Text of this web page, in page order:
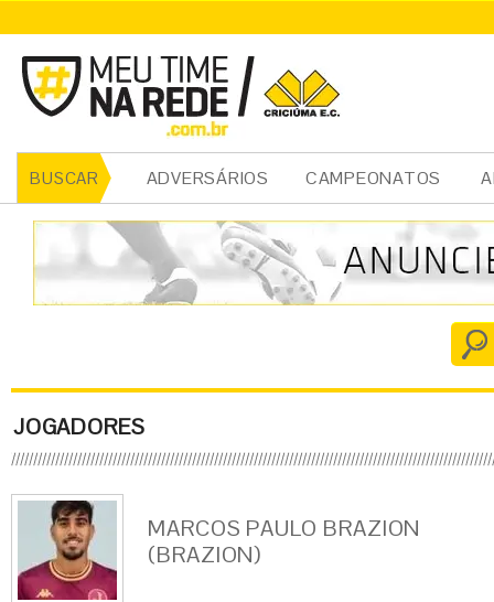
BUSCAR ADVERSÁRIOS CAMPEONATOS
JOGADORES
MARCOS PAULO BRAZION
(BRAZION)